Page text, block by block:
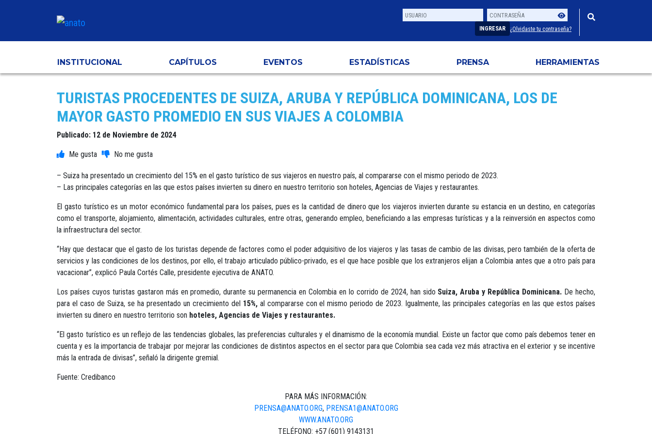
Usuario
Contraseña
INGRESAR ¿Olvidaste tu contraseña?
INSTITUCIONAL CAPÍTULOS EVENTOS ESTADÍSTICAS PRENSA HERRAMIENTAS
TURISTAS PROCEDENTES DE SUIZA, ARUBA Y REPÚBLICA DOMINICANA, LOS DE
MAYOR GASTO PROMEDIO EN SUS VIAJES A COLOMBIA
Publicado: 12 de Noviembre de 2024
– Suiza ha presentado un crecimiento del 15% en el gasto turístico de sus viajeros en nuestro país, al compararse con el mismo periodo de 2023.
– Las principales categorías en las que estos países invierten su dinero en nuestro territorio son hoteles, Agencias de Viajes y restaurantes.
El gasto turístico es un motor económico fundamental para los países, pues es la cantidad de dinero que los viajeros invierten durante su estancia en un destino, en categorías
como el transporte, alojamiento, alimentación, actividades culturales, entre otras, generando empleo, beneficiando a las empresas turísticas y a la reinversión en aspectos como
la infraestructura del sector.
“Hay que destacar que el gasto de los turistas depende de factores como el poder adquisitivo de los viajeros y las tasas de cambio de las divisas, pero también de la oferta de
servicios y las condiciones de los destinos, por ello, el trabajo articulado público-privado, es el que hace posible que los extranjeros elijan a Colombia antes que a otro país para
vacacionar”, explicó Paula Cortés Calle, presidente ejecutiva de ANATO.
Los países cuyos turistas gastaron más en promedio, durante su permanencia en Colombia en lo corrido de 2024, han sido Suiza, Aruba y República Dominicana. De hecho,
para el caso de Suiza, se ha presentado un crecimiento del 15%,al compararse con el mismo periodo de 2023. Igualmente, las principales categorías en las que estos países
invierten su dinero en nuestro territorio son hoteles, Agencias de Viajes y restaurantes.
“El gasto turístico es un reflejo de las tendencias globales, las preferencias culturales y el dinamismo de la economía mundial. Existe un factor que como país debemos tener en
cuenta y es la importancia de trabajar por mejorar las condiciones de distintos aspectos en el sector para que Colombia sea cada vez más atractiva en el exterior y se incentive
más la entrada de divisas”, señaló la dirigente gremial.
Fuente: Credibanco
PARA MÁS INFORMACIÓN:
PRENSA@ANATO.ORG, PRENSA1@ANATO.ORG
WWW.ANATO.ORG
TELÉFONO: +57 (601) 9143131